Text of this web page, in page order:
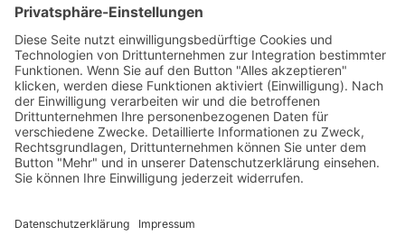
Prozess umfasst verschiedene Phasen und endet mit
einer Abschlussvereinbarung. Mediatoren benötigen
spezielle Fähigkeiten und manchmal auch
wirtschaftliches und juristisches Fachwissen. Die
Dauer und Kosten der Mediation sind fallabhängig,
generell aber niedriger als bei Gerichtsverfahren.
Mediation ist nicht für alle Situationen geeignet, bietet
jedoch Vorteile wie die Erhaltung der
Lösungen. Erfolg hängt von sorgfältiger Vorbereitung